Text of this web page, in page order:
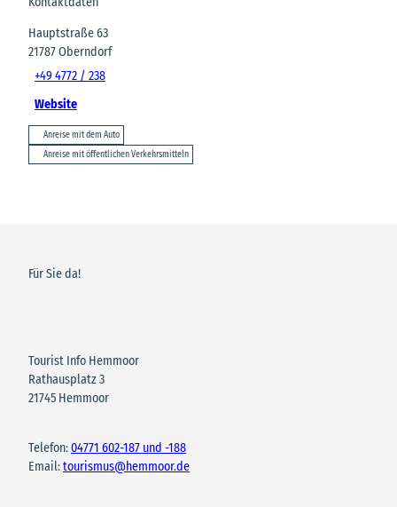
Hauptstraße 63
21787Oberndorf
+49 4772 / 238
Website
Anreise mit dem Auto
Anreise mit öffentlichen Verkehrsmitteln
Für Sie da!
Tourist Info Hemmoor
Rathausplatz 3
21745 Hemmoor
Telefon:04771 602-187 und -188
Email:tourismus@hemmoor.de